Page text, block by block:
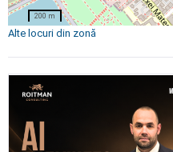
200 m
Alte locuri din zonă